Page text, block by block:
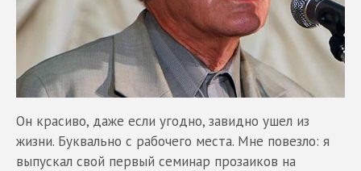
Он красиво, даже если угодно, завидно ушел из
жизни. Буквально с рабочего места. Мне повезло: я
выпускал свой первый семинар прозаиков на